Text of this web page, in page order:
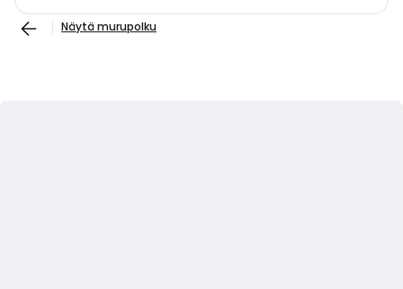
Näytä murupolku